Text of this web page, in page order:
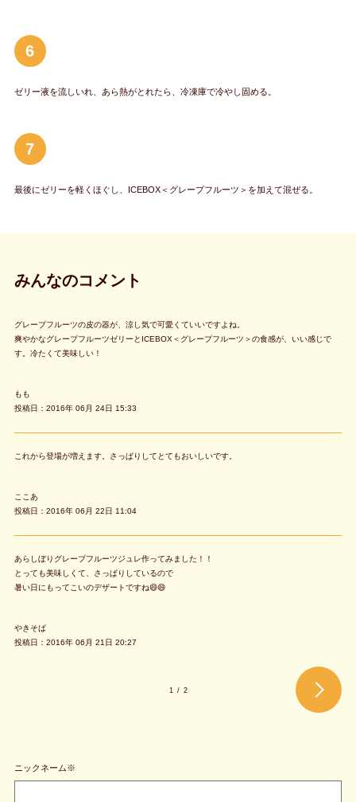
6
ゼリー液を流しいれ、あら熱がとれたら、冷凍庫で冷やし固める。
7
最後にゼリーを軽くほぐし、ICEBOX＜グレープフルーツ＞を加えて混ぜる。
みんなのコメント
グレープフルーツの皮の器が、涼し気で可愛くていいですよね。
爽やかなグレープフルーツゼリーとICEBOX＜グレープフルーツ＞の食感が、いい感じで
す。冷たくて美味しい！
もも
投稿日：2016年 06月 24日 15:33
これから登場が増えます。さっぱりしてとてもおいしいです。
ここあ
投稿日：2016年 06月 22日 11:04
あらしぼりグレープフルーツジュレ作ってみました！！
とっても美味しくて、さっぱりしているので
暑い日にもってこいのデザートですね😄😄
やきそば
投稿日：2016年 06月 21日 20:27
1 / 2
ニックネーム※